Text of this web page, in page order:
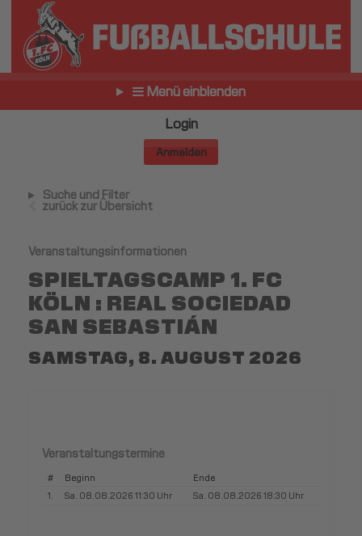
Menü einblenden
Login
Anmelden
Suche und Filter
zurück zur Übersicht
Veranstaltungsinformationen
SPIELTAGSCAMP 1. FC
KÖLN : REAL SOCIEDAD
SAN SEBASTIÁN
SAMSTAG, 8. AUGUST 2026
Veranstaltungstermine
# Beginn
Ende
1.
Sa. 08.08.2026 11:30 Uhr Sa. 08.08.2026 18:30 Uhr